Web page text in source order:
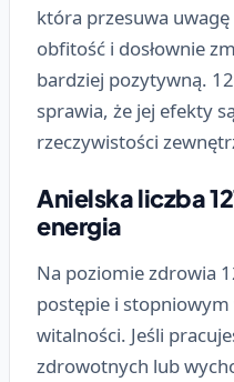
która przesuwa
obfitość i dosłownie
bardziej pozytywną.
sprawia, że jej efekty
rzeczywistości
Anielska liczba
energia
Na poziomie zdrowia
postępie i
witalności. Jeśli
zdrowotnych lub